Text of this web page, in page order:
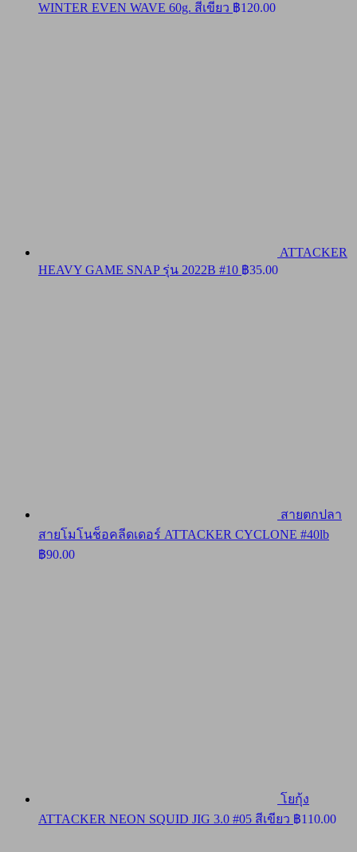
WINTER EVEN WAVE 60g. สีเขียว ฿120.00
ATTACKER
HEAVY GAME SNAP รุ่น 2022B #10 ฿35.00
สายตกปลา
สายโมโนช็อคลีดเดอร์ ATTACKER CYCLONE #40lb
฿90.00
โยกุ้ง
ATTACKER NEON SQUID JIG 3.0 #05 สีเขียว ฿110.00